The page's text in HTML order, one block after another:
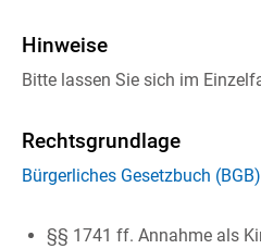
Hinweise
Bitte lassen Sie sich im
Rechtsgrundlage
Bürgerliches Gesetzbuch (BGB)
§§ 1741 ff. Annahme als